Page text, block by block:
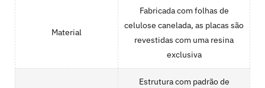
Material
Fabricada com folhas de
celulose canelada, as placas são
revestidas com uma resina
exclusiva
Estrutura com padrão de